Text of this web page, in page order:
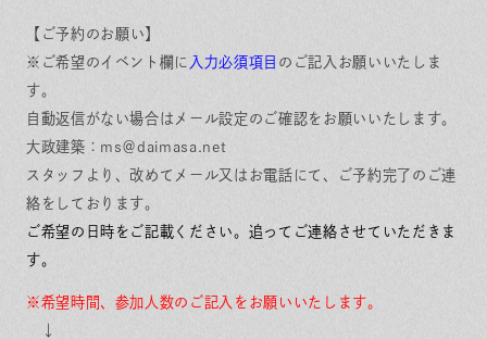
【ご予約のお願 い】
※ご希望のイベント欄に 入力必須項目 のご記入お願いいたしま
す。
自動返信がない場合はメール設定のご確認をお願いいたします。
大政建築：ms＠daimasa.net
スタッフより、改めてメール又はお電話にて、ご予約完了のご連
絡をしております。
ご希望の日時をご記載ください。追ってご連絡させていただきま
す。
※希望時間、参加人数のご記入をお願いいたします。
↓